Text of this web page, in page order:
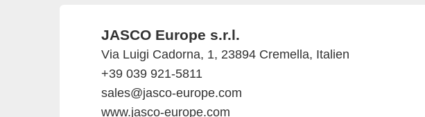
JASCO Europe s.r.l.
Via Luigi Cadorna, 1, 23894 Cremella, Italien
+39 039 921-5811
sales@jasco-europe.com
www.jasco-europe.com